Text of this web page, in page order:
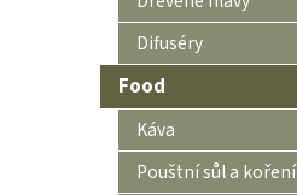
Difuséry
Food
Káva
Pouštní sůl a koření